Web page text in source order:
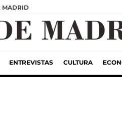
MADRID
ENTREVISTAS CULTURA